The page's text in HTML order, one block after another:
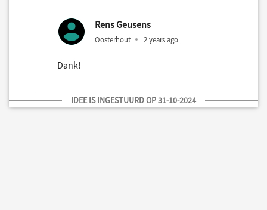
Rens Geusens
Oosterhout 2 years ago
Dank!
IDEE IS INGESTUURD OP 31-10-2024